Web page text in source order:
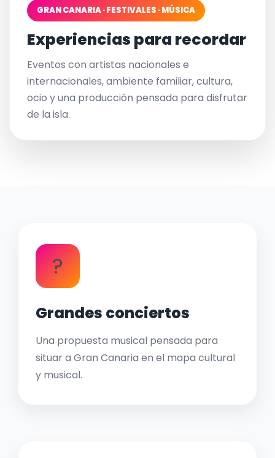
GRAN CANARIA · FESTIVALES · MÚSICA
Experiencias para recordar
Eventos con artistas nacionales e
internacionales, ambiente familiar, cultura,
ocio y una producción pensada para disfrutar
de la isla.
?
Grandes conciertos
Una propuesta musical pensada para
situar a Gran Canaria en el mapa cultural
y musical.